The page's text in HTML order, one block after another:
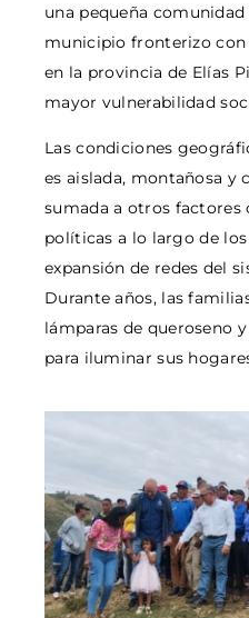
una pequeña
municipio fronterizo con
en la provincia de Elías
mayor vulnerabilidad
Las condiciones
es aislada, montañosa y
sumada a otros factores
políticas a lo largo de
expansión de redes del
Durante años, las
lámparas de queroseno
para iluminar sus